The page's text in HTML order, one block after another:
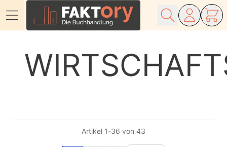
Artikel 1-36 von 43